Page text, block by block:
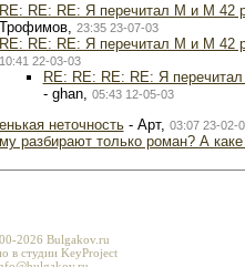
RE: RE: RE: Я перечитал М и М 42
Трофимов,
23:35 23-07-03
RE: RE: RE: Я перечитал М и М 42
10:41 22-03-03
RE: RE: RE: RE: Я
- ghan,
05:43 12-05-03
неточность- Арт, 03:07 23-02-
разбирают только роман? А
2026 Bulgakov.ru
в студии KeyProject